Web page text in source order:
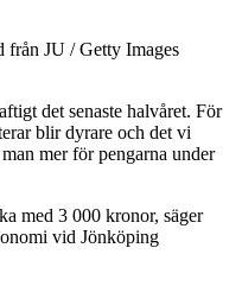
från JU / Getty Images
det senaste halvåret. För
blir dyrare och det vi
mer för pengarna under
med 3 000 kronor, säger
vid Jönköping